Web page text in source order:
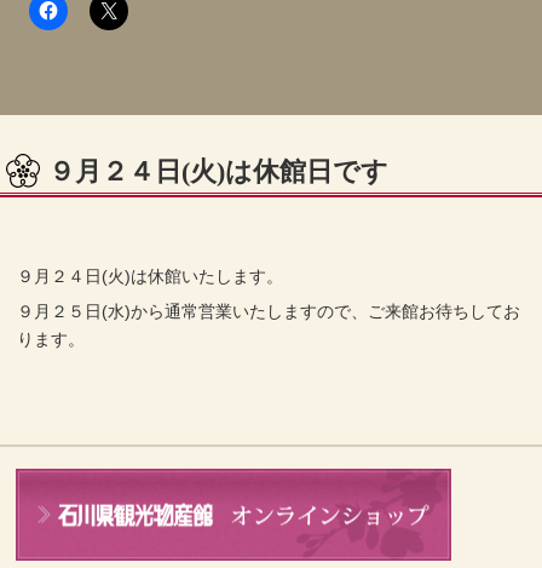
９月２４日(火)は休館日です
９月２４日(火)は休館いたします。
９月２５日(水)から通常営業いたしますので、ご来館お待ちしてお
ります。